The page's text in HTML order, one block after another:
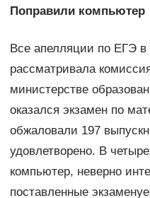
Поправили компьютер
Все апелляции по ЕГЭ
рассматривала
министерстве
оказался экзамен по
обжаловали 197
удовлетворено. В
компьютер, неверно
поставленные